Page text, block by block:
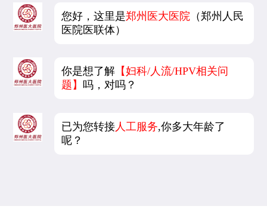
您好，这里是郑州医大医院 （郑州人民
医院医联体）
你是想了解 【妇科/人流/HPV相关问
题】吗，对吗？
已为您转接 人工服务,你多大年龄了
呢？